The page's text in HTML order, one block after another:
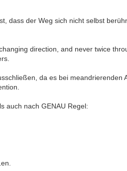
dass der Weg sich nicht selbst
direction, and never twice
da es bei
auch nach GENAU Regel: